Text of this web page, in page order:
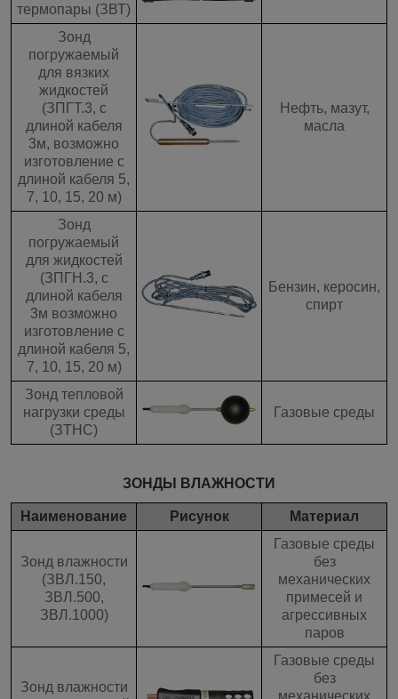
термопары (ЗВТ)
Зонд
погружаемый
для вязких
жидкостей
(ЗПГТ.3, с
длиной кабеля
3м, возможно
изготовление с
длиной кабеля 5,
7, 10, 15, 20 м)
Нефть, мазут,
масла
Зонд
погружаемый
для жидкостей
(ЗПГН.3, с
длиной кабеля
3м возможно
изготовление с
длиной кабеля 5,
7, 10, 15, 20 м)
Бензин, керосин,
спирт
Зонд тепловой
нагрузки среды
(ЗТНС)
Газовые среды
ЗОНДЫ ВЛАЖНОСТИ
Наименование Рисунок Материал
Зонд влажности
(ЗВЛ.150,
ЗВЛ.500,
ЗВЛ.1000)
Газовые среды
без
механических
примесей и
агрессивных
паров
Зонд влажности
Газовые среды
без
механических